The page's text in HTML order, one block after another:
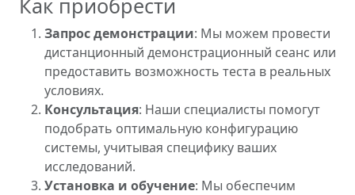
Как приобрести
Запрос демонстрации: Мы можем провести
дистанционный демонстрационный сеанс или
предоставить возможность теста в реальных
условиях.
Консультация: Наши специалисты помогут
подобрать оптимальную конфигурацию
системы, учитывая специфику ваших
исследований.
Установка и обучение: Мы обеспечим